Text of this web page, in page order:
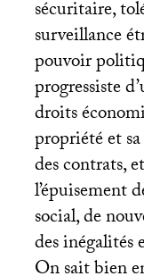
sécuritaire,
surveillance
pouvoir
progressiste
droits
propriété et
des contrats,
l’épuisement
social, de
des inégalités